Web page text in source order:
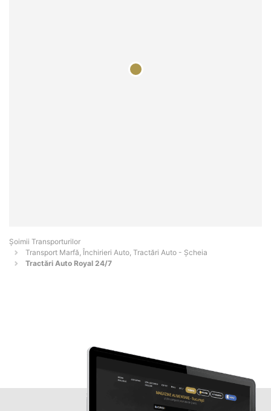
Șoimii Transporturilor
Transport Marfă, Închirieri Auto, Tractări Auto - Şcheia
Tractări Auto Royal 24/7